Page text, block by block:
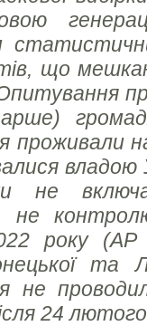
що
проживали
владою
не
не
року (АР
та
не
24